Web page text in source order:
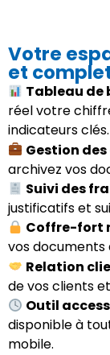
Votre
et
Tableau de
réel votre
indicateurs clés.
Gestion
archivez vos
Suivi des
justificatifs et
Coffre-fort
vos documents
Relation
de vos clients
Outil
disponible à
mobile.